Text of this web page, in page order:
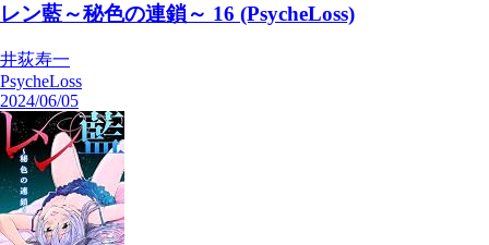
レン藍～秘色の連鎖～ 16 (PsycheLoss)
井荻寿一
PsycheLoss
2024/06/05